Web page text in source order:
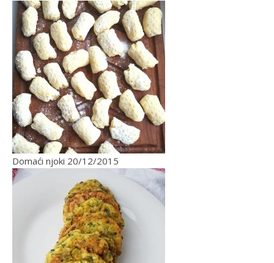
Domaći njoki 20/12/2015